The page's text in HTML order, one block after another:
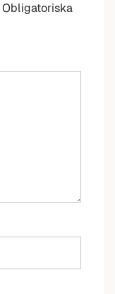
Obligatoriska